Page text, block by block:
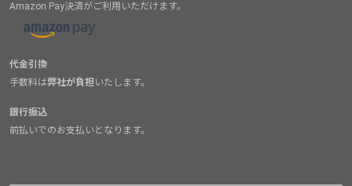
Amazon Pay決済がご利用いただけます。
代金引換
手数料は弊社が負担 いたします。
銀行振込
前払いでのお支払いとなります。